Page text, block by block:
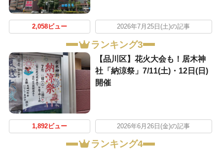
2,058ビュー 2026年7月25日(土)の記事
ランキング3
【品川区】花火大会も！居木神
社「納涼祭」7/11(土)・12日(日)
開催
1,892ビュー 2026年6月26日(金)の記事
ランキング4